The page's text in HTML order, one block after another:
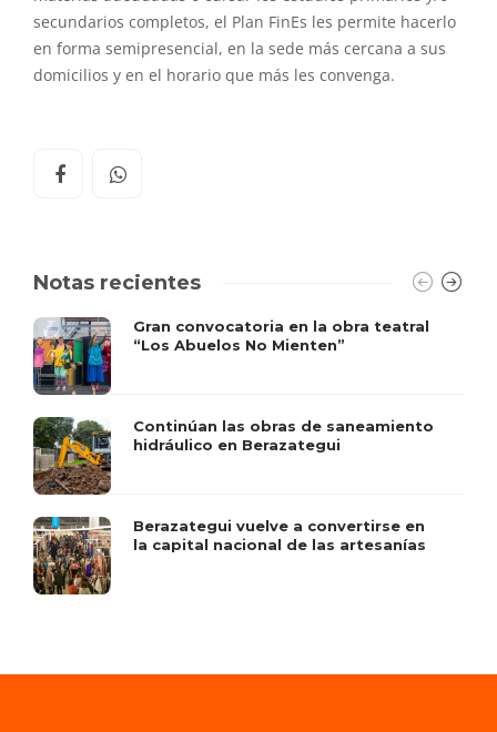
secundarios completos, el Plan FinEs les permite hacerlo
en forma semipresencial, en la sede más cercana a sus
domicilios y en el horario que más les convenga.
Notas recientes
Gran convocatoria en la obra teatral
“Los Abuelos No Mienten”
Continúan las obras de saneamiento
hidráulico en Berazategui
Berazategui vuelve a convertirse en
la capital nacional de las artesanías